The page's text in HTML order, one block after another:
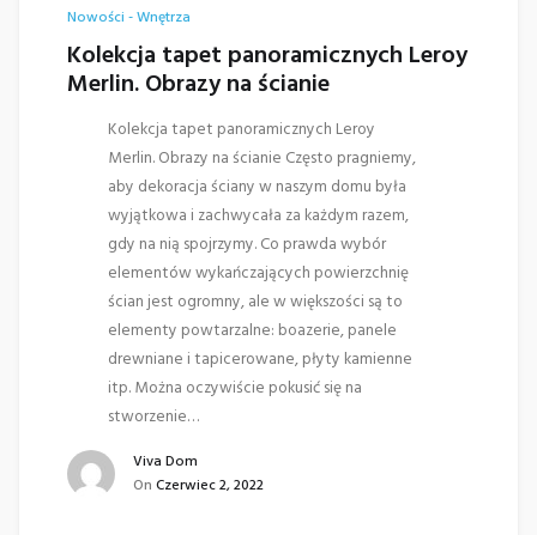
Nowości - Wnętrza
Kolekcja tapet panoramicznych Leroy
Merlin. Obrazy na ścianie
Kolekcja tapet panoramicznych Leroy
Merlin. Obrazy na ścianie Często pragniemy,
aby dekoracja ściany w naszym domu była
wyjątkowa i zachwycała za każdym razem,
gdy na nią spojrzymy. Co prawda wybór
elementów wykańczających powierzchnię
ścian jest ogromny, ale w większości są to
elementy powtarzalne: boazerie, panele
drewniane i tapicerowane, płyty kamienne
itp. Można oczywiście pokusić się na
stworzenie…
Viva Dom
On Czerwiec 2, 2022